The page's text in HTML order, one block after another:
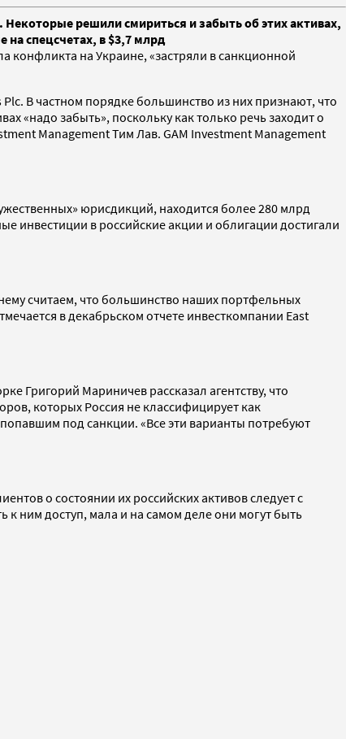
решили смириться и забыть об этих активах,
на спецсчетах, в $3,7 млрд
конфликта на Украине, «застряли в санкционной
В частном порядке большинство из них признают, что
«надо забыть», поскольку как только речь заходит о
Management Тим Лав. GAM Investment Management
юрисдикций, находится более 280 млрд
инвестиции в российские акции и облигации достигали
считаем, что большинство наших портфельных
в декабрьском отчете инвесткомпании East
Григорий Мариничев рассказал агентству, что
которых Россия не классифицирует как
под санкции. «Все эти варианты потребуют
о состоянии их российских активов следует с
ним доступ, мала и на самом деле они могут быть